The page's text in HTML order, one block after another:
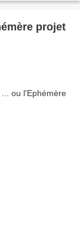
projet